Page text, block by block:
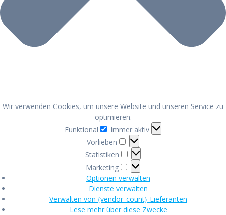
Wir verwenden Cookies, um unsere Website und unseren Service zu
optimieren.
Funktional
Funktional
Immer aktiv
Vorlieben
Vorlieben
Statistiken Statistiken
Marketing Marketing
Optionen verwalten
Dienste verwalten
Verwalten von {vendor_count}-Lieferanten
Lese mehr über diese Zwecke